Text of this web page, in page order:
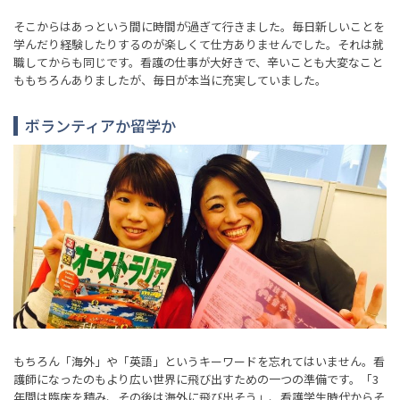
そこからはあっという間に時間が過ぎて行きました。毎日新しいことを
学んだり経験したりするのが楽しくて仕方ありませんでした。それは就
職してからも同じです。看護の仕事が大好きで、辛いことも大変なこと
ももちろんありましたが、毎日が本当に充実していました。
ボランティアか留学か
もちろん「海外」や「英語」というキーワードを忘れてはいません。看
護師になったのもより広い世界に飛び出すための一つの準備です。「3